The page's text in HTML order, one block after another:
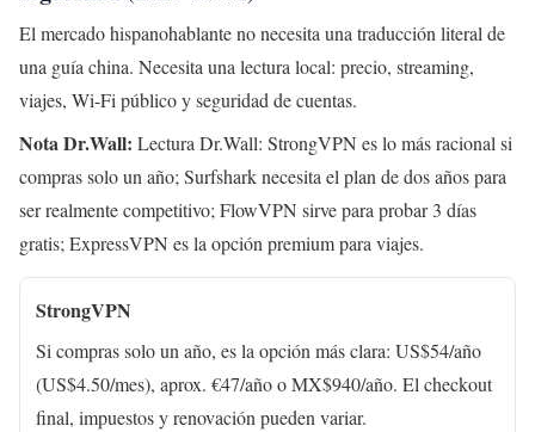
El mercado hispanohablante no necesita una traducción literal de
una guía china. Necesita una lectura local: precio, streaming,
viajes, Wi-Fi público y seguridad de cuentas.
Nota Dr.Wall: Lectura Dr.Wall: StrongVPN es lo más racional si
compras solo un año; Surfshark necesita el plan de dos años para
ser realmente competitivo; FlowVPN sirve para probar 3 días
gratis; ExpressVPN es la opción premium para viajes.
StrongVPN
Si compras solo un año, es la opción más clara: US$54/año
(US$4.50/mes), aprox. €47/año o MX$940/año. El checkout
final, impuestos y renovación pueden variar.